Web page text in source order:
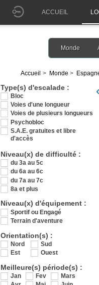
ACCUEIL
Monde
Accueil Monde
Type(s) d'escalade :
Bloc
Voies d'une longueur
Voies de plusieurs longueurs
Psychobloc
S.A.E. gratuites et libre
d'accès
Niveau(x) de difficulté :
du 3a au 5c
du 6a au 6c
du 7a au 7c
8a et plus
Niveau(x) d'équipement :
Sportif ou Engagé
Terrain d'aventure
Orientation(s) :
Nord
Sud
Est
Ouest
Meilleure(s) période(s) :
Jan Fev
Mars